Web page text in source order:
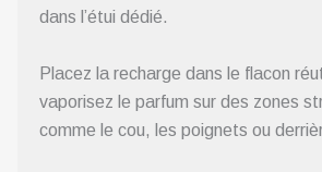
dans l’étui dédié.
Placez la recharge dans le flacon
vaporisez le parfum sur des zones
comme le cou, les poignets ou